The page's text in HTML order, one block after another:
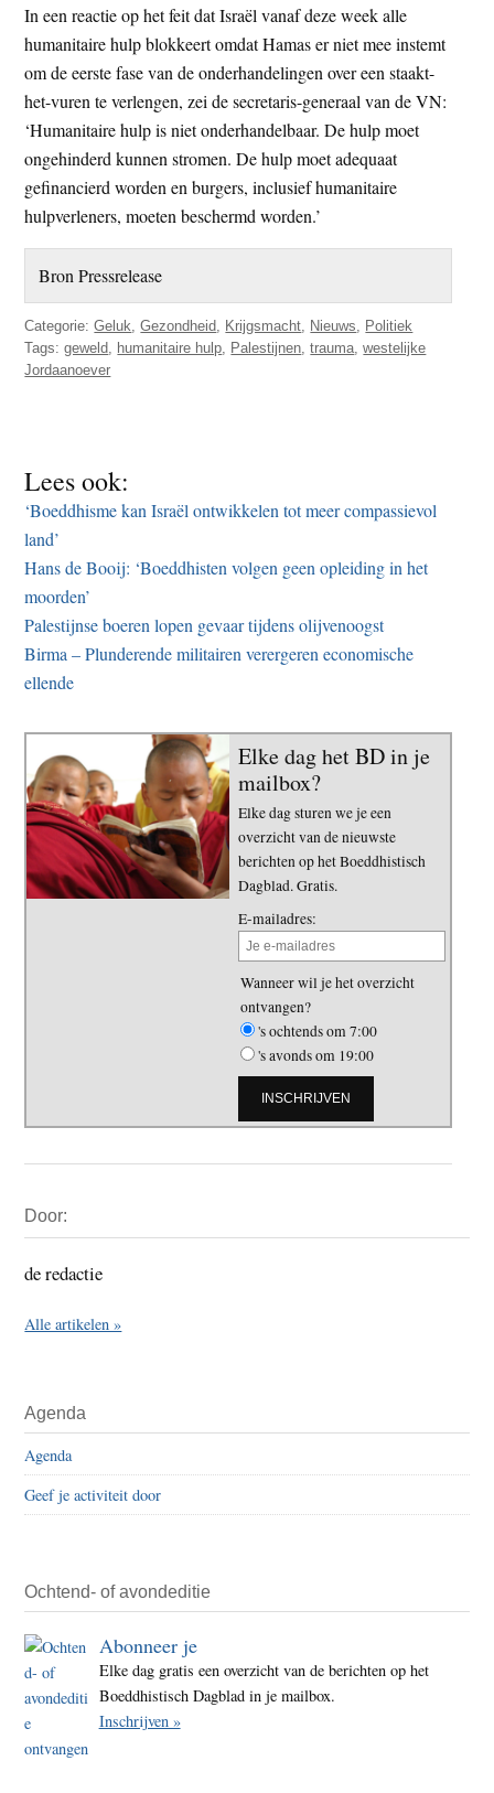
In een reactie op het feit dat Israël vanaf deze week alle
humanitaire hulp blokkeert omdat Hamas er niet mee instemt
om de eerste fase van de onderhandelingen over een staakt-
het-vuren te verlengen, zei de secretaris-generaal van de VN:
‘Humanitaire hulp is niet onderhandelbaar. De hulp moet
ongehinderd kunnen stromen. De hulp moet adequaat
gefinancierd worden en burgers, inclusief humanitaire
hulpverleners, moeten beschermd worden.’
Bron Pressrelease
Categorie:Geluk,Gezondheid, Krijgsmacht, Nieuws, Politiek
Tags:geweld, humanitaire hulp, Palestijnen,trauma,westelijke
Jordaanoever
Lees ook:
‘Boeddhisme kan Israël ontwikkelen tot meer compassievol
land’
Hans de Booij: ‘Boeddhisten volgen geen opleiding in het
moorden’
Palestijnse boeren lopen gevaar tijdens olijvenoogst
Birma – Plunderende militairen verergeren economische
ellende
Elke dag het BD in je
mailbox?
Elke dag sturen we je een
overzicht van de nieuwste
berichten op het Boeddhistisch
Dagblad. Gratis.
E-mailadres:
Wanneer wil je het overzicht
ontvangen?
's ochtends om 7:00
's avonds om 19:00
Sidebar
Door:
de redactie
Alle artikelen »
Agenda
Agenda
Geef je activiteit door
Ochtend- of avondeditie
Abonneer je
Elke dag gratis een overzicht van de berichten op het
Boeddhistisch Dagblad in je mailbox.
Inschrijven »